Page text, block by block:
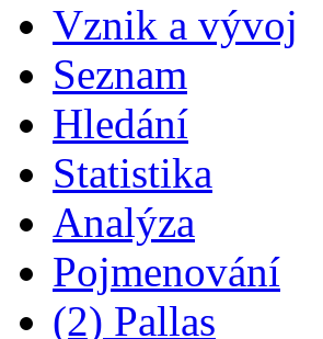
Vznik a vývoj
Seznam
Hledání
Statistika
Analýza
Pojmenování
(2) Pallas